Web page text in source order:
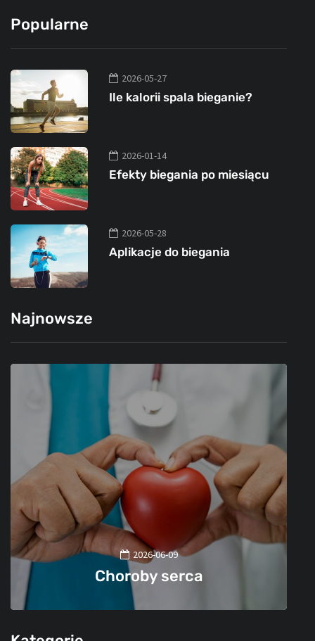
Popularne
2026-05-27
Ile kalorii spala bieganie?
2026-01-14
Efekty biegania po miesiącu
2026-05-28
Aplikacje do biegania
Najnowsze
2026-06-09
Choroby serca